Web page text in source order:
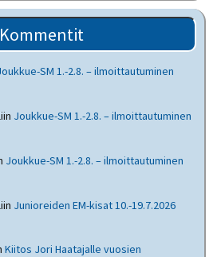
Kommentit
SM 1.-2.8. – ilmoittautuminen
Joukkue-SM 1.-2.8. – ilmoittautuminen
Joukkue-SM 1.-2.8. – ilmoittautuminen
Junioreiden EM-kisat 10.-19.7.2026
Kiitos Jori Haatajalle vuosien